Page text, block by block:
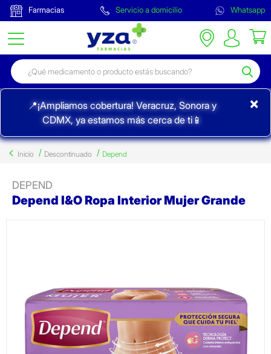
Farmacias Servicio a domicilio Whatsapp
📍¡Ampliamos cobertura! Veracruz, Sonora y
CDMX, ya estamos más cerca de ti📱
×
Inicio Descontinuado Depend
DEPEND
Depend I&O Ropa Interior Mujer Grande